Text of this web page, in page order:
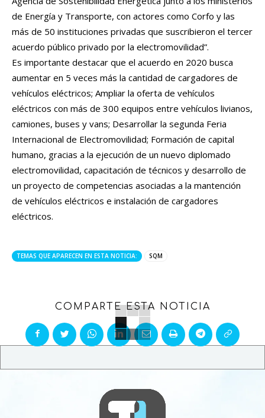
de Energía y Transporte, con actores como Corfo y las
más de 50 instituciones privadas que suscribieron el tercer
acuerdo público privado por la electromovilidad”.
Es importante destacar que el acuerdo en 2020 busca
aumentar en 5 veces más la cantidad de cargadores de
vehículos eléctricos; Ampliar la oferta de vehículos
eléctricos con más de 300 equipos entre vehículos livianos,
camiones, buses y vans; Desarrollar la segunda Feria
Internacional de Electromovilidad; Formación de capital
humano, gracias a la ejecución de un nuevo diplomado
electromovilidad, capacitación de técnicos y desarrollo de
un proyecto de competencias asociadas a la mantención
de vehículos eléctricos e instalación de cargadores
eléctricos.
TEMAS QUE APARECEN EN ESTA NOTICIA: SQM
COMPARTE ESTA NOTICIA